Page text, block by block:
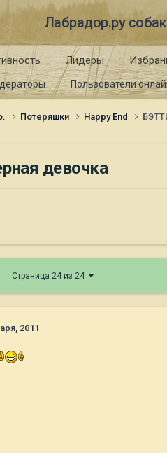
Лабрадор.ру
Пользователи
Лидеры
Потеряшки Happy End
девочка
Страница 24 из 24
2011